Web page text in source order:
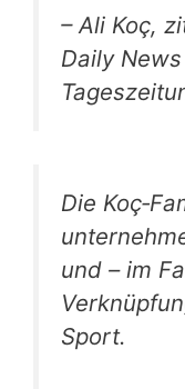
– Ali Koç,
Daily
Die
und – im
Sport.